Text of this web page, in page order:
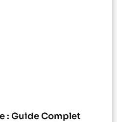
: Guide Complet